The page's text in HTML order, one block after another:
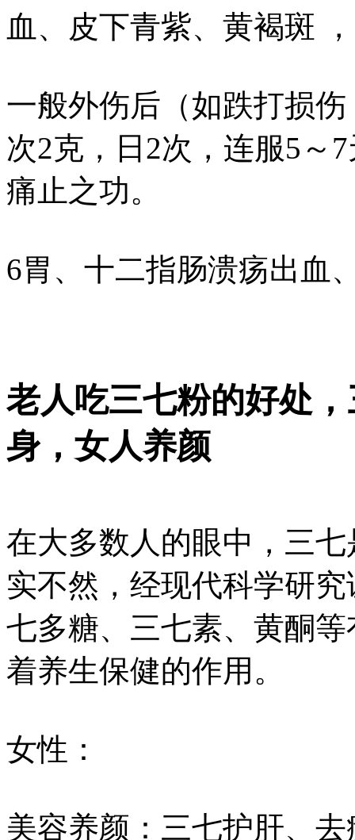
血、皮下青紫、黄褐斑
一般外伤后（如跌打损
次2克，日2次，连服5～
痛止之功。
6胃、十二指肠溃疡出血
老人吃三七粉的好处
身，女人养颜
在大多数人的眼中，三
实不然，经现代科学研
七多糖、三七素、黄酮
着养生保健的作用。
女性：
美容养颜：三七护肝、